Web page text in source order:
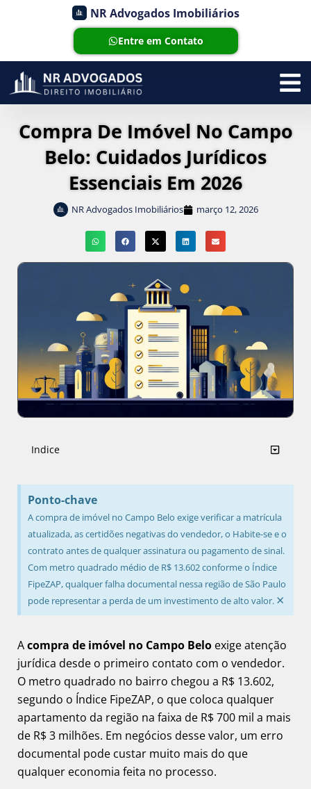
NR Advogados Imobiliários
Entre em Contato
Compra De Imóvel No Campo
Belo: Cuidados Jurídicos
Essenciais Em 2026
NR Advogados Imobiliários março 12, 2026
Indice
Ponto-chave
A compra de imóvel no Campo Belo exige verificar a matrícula
atualizada, as certidões negativas do vendedor, o Habite-se e o
contrato antes de qualquer assinatura ou pagamento de sinal.
Com metro quadrado médio de R$ 13.602 conforme o Índice
FipeZAP, qualquer falha documental nessa região de São Paulo
pode representar a perda de um investimento de alto valor. ×
Acompra de imóvel no Campo Belo exige atenção
jurídica desde o primeiro contato com o vendedor.
O metro quadrado no bairro chegou a R$ 13.602,
segundo o Índice FipeZAP, o que coloca qualquer
apartamento da região na faixa de R$ 700 mil a mais
de R$ 3 milhões. Em negócios desse valor, um erro
documental pode custar muito mais do que
qualquer economia feita no processo.